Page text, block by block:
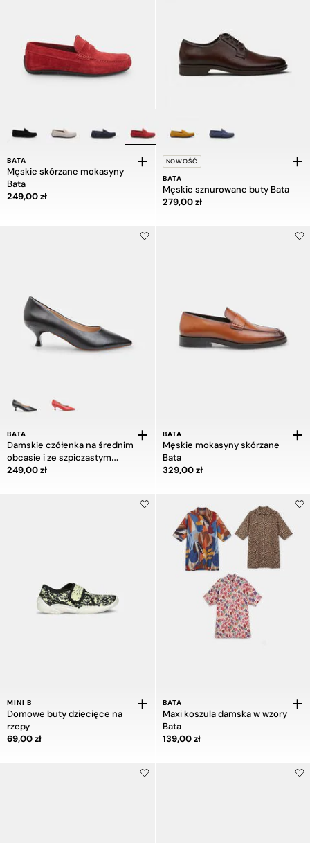
BATA
Męskie skórzane mokasyny
Bata
Cena 249,00 zł
249,00 zł
NOWOŚĆ
BATA
Męskie sznurowane buty Bata
Cena 279,00 zł
279,00 zł
BATA
Damskie czółenka na średnim
obcasie i ze szpiczastym
noskiem
Cena 249,00 zł
249,00 zł
BATA
Męskie mokasyny skórzane
Bata
Cena 329,00 zł
329,00 zł
MINI B
Domowe buty dziecięce na
rzepy
Cena 69,00 zł
69,00 zł
BATA
Maxi koszula damska w wzory
Bata
Cena 139,00 zł
139,00 zł